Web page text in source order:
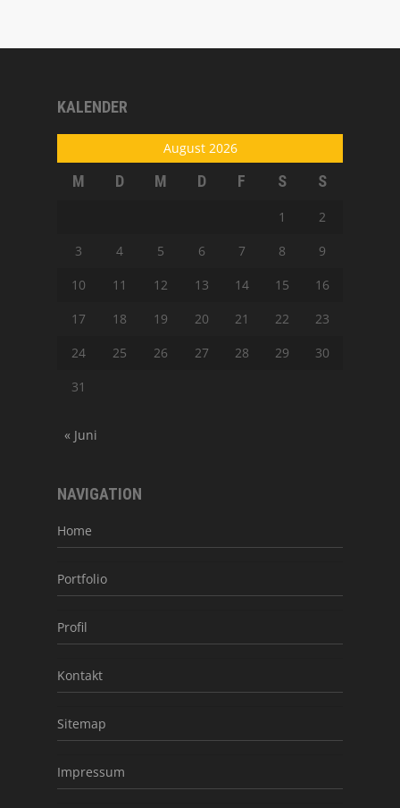
KALENDER
August 2026
M D M D F S S
1
2
3
4 5 6 7 8
9
10
11 12 13 14 15
16
17
18 19 20 21 22
23
24
25 26 27 28 29
30
31
« Juni
NAVIGATION
Home
Portfolio
Profil
Kontakt
Sitemap
Impressum